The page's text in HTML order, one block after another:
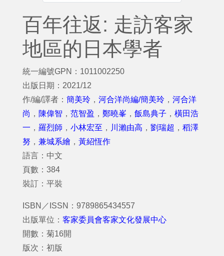
百年往返: 走訪客家
地區的日本學者
統一編號GPN：1011002250
出版日期：2021/12
作/編/譯者： 簡美玲 ， 河合洋尚編/簡美玲 ， 河合洋
尚 ， 陳偉智 ， 范智盈 ， 鄭曉峯 ， 飯島典子 ， 橫田浩
一 ， 羅烈師 ， 小林宏至 ， 川瀨由高 ， 劉瑞超 ， 稻澤
努 ， 兼城系繪 ， 黃紹恆作
語言：中文
頁數：384
裝訂：平裝
ISBN／ISSN：9789865434557
出版單位： 客家委員會客家文化發展中心
開數：菊16開
版次：初版